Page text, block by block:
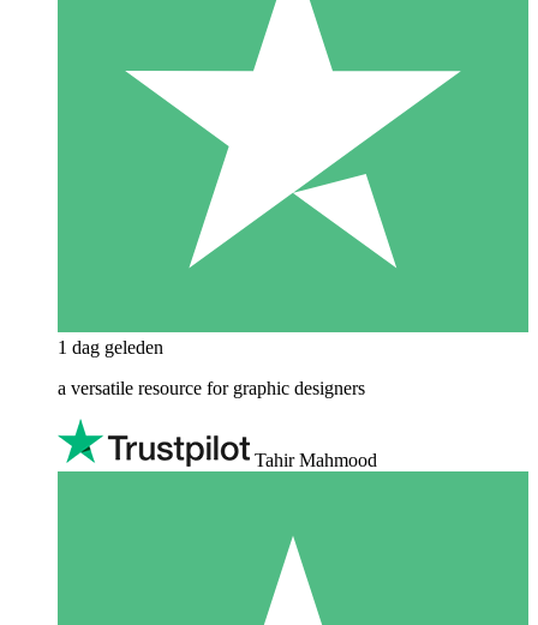
1 dag geleden
a versatile resource for graphic designers
Tahir Mahmood